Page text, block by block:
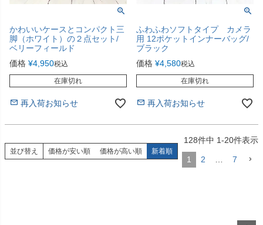
かわいいケースとコンパクト三
脚（ホワイト）の２点セット/
ベリーフィールド
価格 ¥4,950税込
在庫切れ
再入荷お知らせ
ふわふわソフトタイプ カメラ
用 12ポケットインナーバッグ/
ブラック
価格 ¥4,580税込
在庫切れ
再入荷お知らせ
並び替え 価格が安い順 価格が高い順 新着順
128件中 1-20件表示
1 2 7